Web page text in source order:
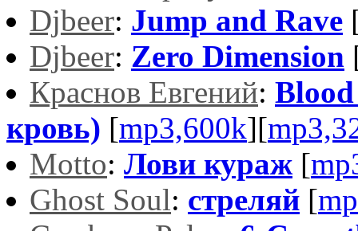
Djbeer: Jump and Rave
Djbeer: Zero Dimension
Краснов Евгений:
кровь) [mp3,600k][
Motto: Лови кураж [
Ghost Soul: стреляй [